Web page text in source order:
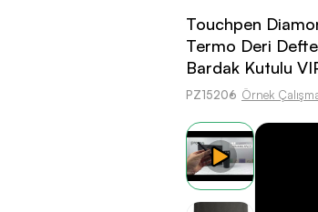
Şirketin
Olan
Bul!
1
Şirketin için
kategorilerde
ürünü, seçkin
garantisi ile
Touchpen
Termo Deri
Bardak Kutulu
PZ15206 Örnek